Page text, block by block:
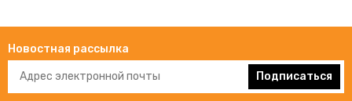
Новостная рассылка
Подписаться